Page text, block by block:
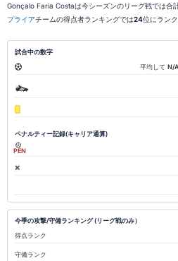
Gonçalo Faria Costaは今シーズンのリーグ戦では合
プライアチームの得点者ランキングでは24位にラン
試合中の数字
平均してN/
ペナルティー記録(キャリア通算)
PEN
今季の攻撃/守備ランキング (リーグ戦のみ）
得点ランク
守備ランク